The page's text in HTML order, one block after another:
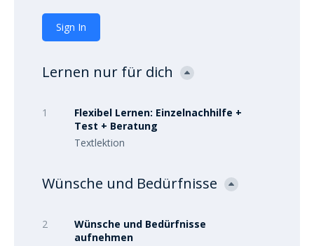
Sign In
Lernen nur für dich
1
Flexibel Lernen: Einzelnachhilfe +
Test + Beratung
Textlektion
Wünsche und Bedürfnisse
2
Wünsche und Bedürfnisse
aufnehmen